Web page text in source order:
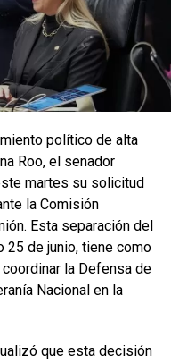
político de alta
Roo, el senador
martes su solicitud
la Comisión
Esta separación del
25 de junio, tiene como
la Defensa de
Nacional en la
que esta decisión